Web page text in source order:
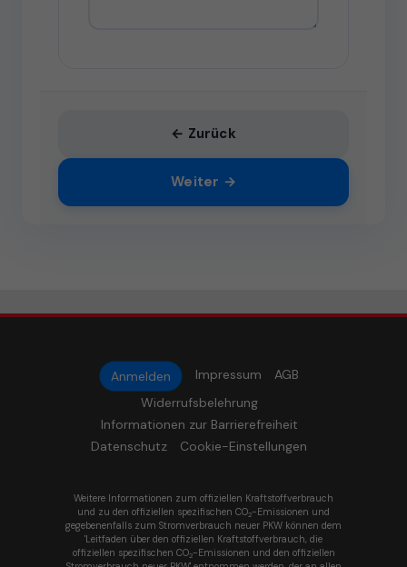
← Zurück
Weiter →
Anmelden Impressum
AGB
Widerrufsbelehrung
Informationen zur Barrierefreiheit
Datenschutz
Cookie-Einstellungen
Weitere Informationen zum offiziellen Kraftstoffverbrauch
und zu den offiziellen spezifischen CO2-Emissionen und
gegebenenfalls zum Stromverbrauch neuer PKW können dem
'Leitfaden über den offiziellen Kraftstoffverbrauch, die
offiziellen spezifischen CO2-Emissionen und den offiziellen